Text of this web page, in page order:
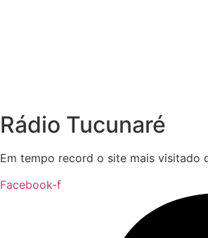
Rádio Tucunaré
Em tempo record o site mais visitado
Facebook-f